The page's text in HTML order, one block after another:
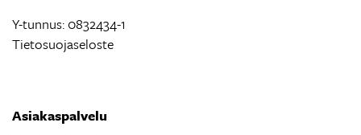
Y-tunnus: 0832434-1
Tietosuojaseloste
Asiakaspalvelu